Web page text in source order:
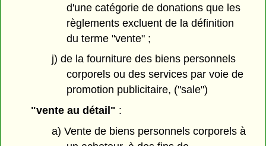
d'une catégorie de donations que les
règlements excluent de la définition
du terme "vente" ;
j) de la fourniture des biens personnels
corporels ou des services par voie de
promotion publicitaire, ("sale")
"vente au détail" :
a) Vente de biens personnels corporels à